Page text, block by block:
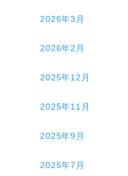
2026年3月
2026年2月
2025年12月
2025年11月
2025年9月
2025年7月